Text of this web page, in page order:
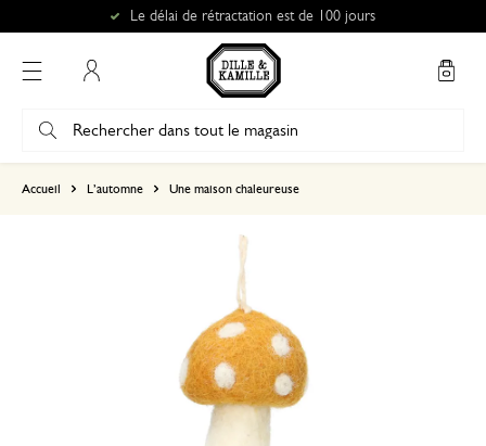
Le délai de rétractation est de 100 jours
Accueil L’automne Une maison chaleureuse​